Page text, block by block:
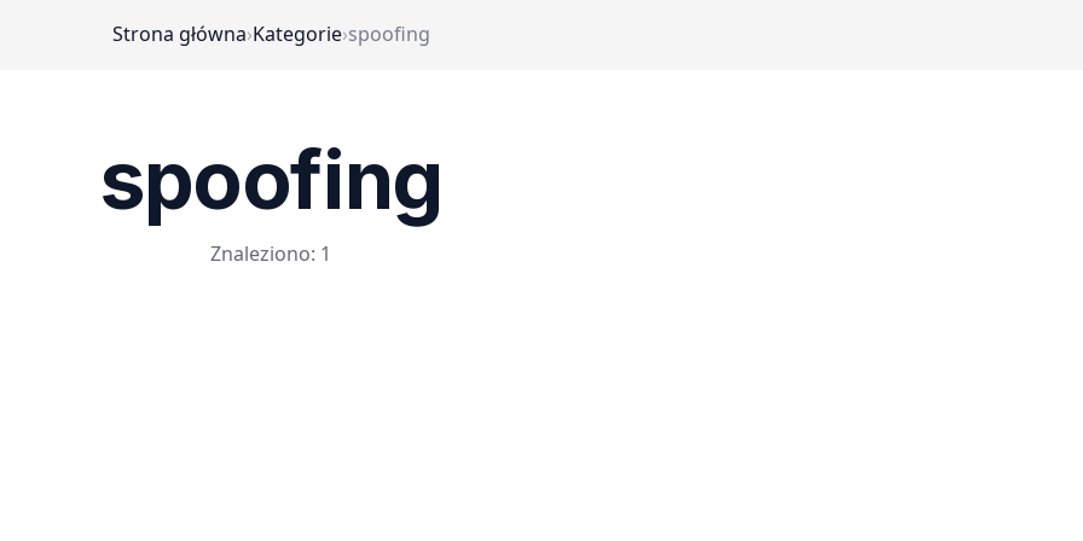
Strona główna›Kategorie›spoofing
spoofing
Znaleziono: 1